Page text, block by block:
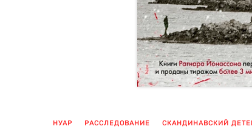
НУАР РАССЛЕДОВАНИЕ СКАНДИНАВСКИЙ